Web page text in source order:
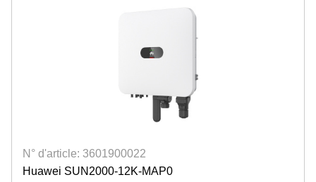
N° d'article: 3601900022
Huawei SUN2000-12K-MAP0